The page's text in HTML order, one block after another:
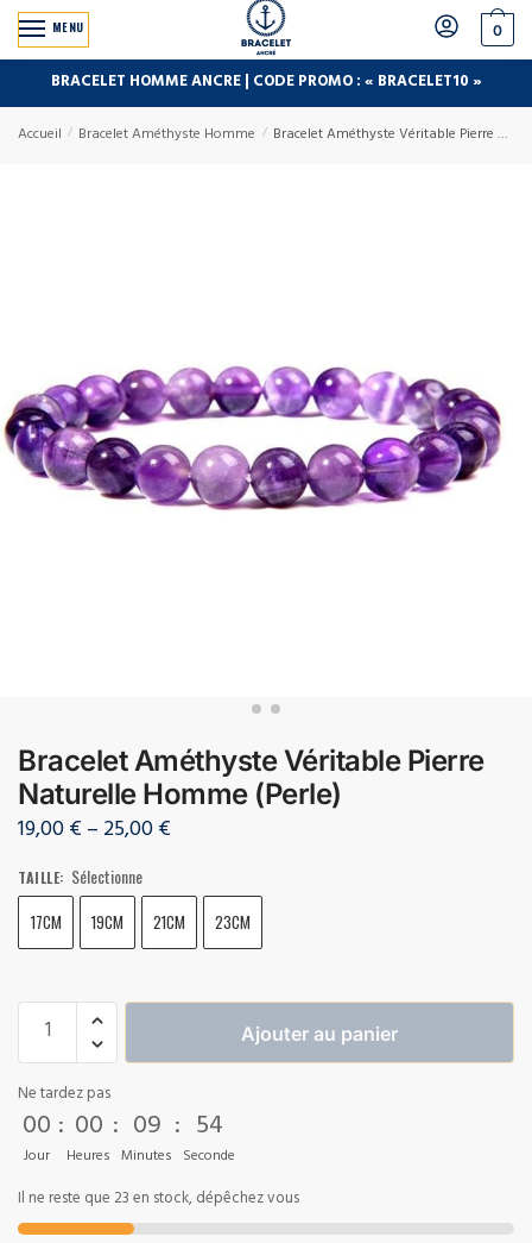
MENU 0
BRACELET HOMME ANCRE | CODE PROMO : « BRACELET10 »
Accueil / Bracelet Améthyste Homme / Bracelet Améthyste Véritable Pierre Naturelle Homme (Perle)
Bracelet Améthyste Véritable Pierre
Naturelle Homme (Perle)
19,00€–25,00€
TAILLE: Sélectionne
17CM 19CM 21CM 23CM
Ajouter au panier
Ne tardez pas
00
Jour
: 00
Heures
: 09
Minutes
: 54
Seconde
Il ne reste que 23 en stock, dépêchez vous